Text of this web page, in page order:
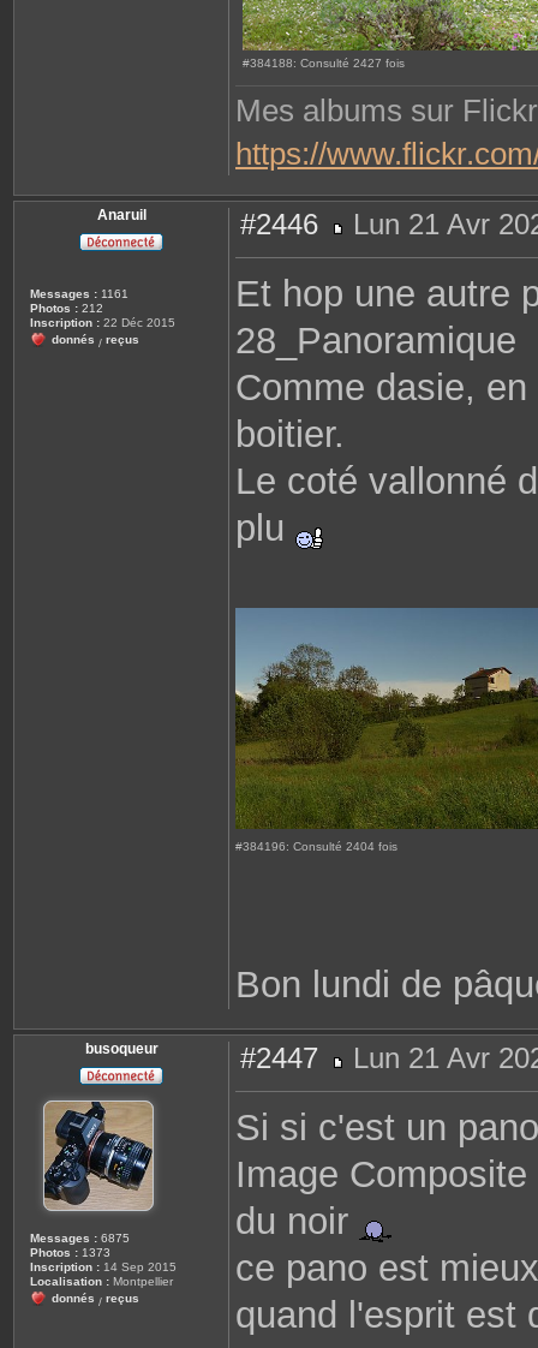
#384188: Consulté 2427 fois
Mes albums sur
https://
Anaruil
Messages : 1161
Photos : 212
Inscription : 22 Déc 2015
donnés / reçus
#2446
e
Lun 21 Avr
Et hop une autre
28_Panoramique
Comme dasie,
boitier.
Le coté vallonné
plu
#384196: Consulté 2404 fois
Bon lundi de
busoqueur
Messages : 6875
Photos : 1373
Inscription : 14 Sep 2015
Localisation : Montpellier
donnés / reçus
#2447
e
a
Lun 21 Avr
Si si c'est un
Image
du noir
ce pano est
quand l'esprit est